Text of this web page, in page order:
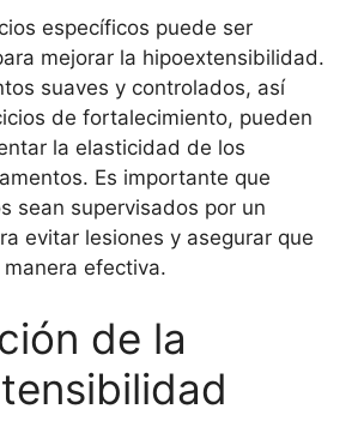
específicos puede ser
mejorar la hipoextensibilidad.
suaves y controlados, así
de fortalecimiento, pueden
la elasticidad de los
Es importante que
sean supervisados por un
evitar lesiones y asegurar que
efectiva.
de la